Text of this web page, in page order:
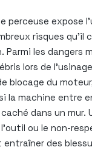
perceuse expose
risques qu’il
Parmi les dangers
lors de
blocage du
la machine entre
dans un mur.
ou le non-
des